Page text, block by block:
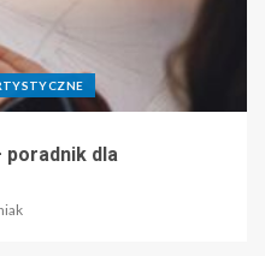
poradnik dla